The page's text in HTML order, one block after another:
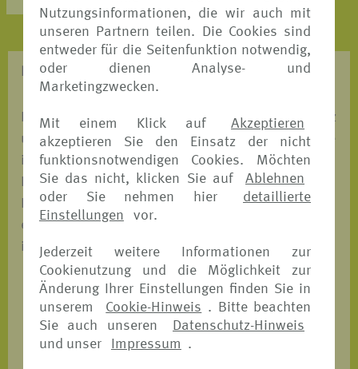
Nutzungsinformationen, die wir auch mit
unseren Partnern teilen. Die Cookies sind
entweder für die Seitenfunktion notwendig,
oder dienen Analyse- und
Marketingzwecken.
Mit einem Klick auf
Akzeptieren
akzeptieren Sie den Einsatz der nicht
funktionsnotwendigen Cookies. Möchten
Sie das nicht, klicken Sie auf
Ablehnen
oder Sie nehmen hier
detaillierte
Einstellungen
vor.
Jederzeit weitere Informationen zur
Cookienutzung und die Möglichkeit zur
Änderung Ihrer Einstellungen finden Sie in
unserem
Cookie-Hinweis . Bitte beachten
Sie auch unseren
Datenschutz-Hinweis
und unser
Impressum .
REISESCHUTZ - WAS BRAUCHE ICH?
Entscheiden Sie, mit welchem Versicherungsschutz
und mit welchem unserer Versicherungspartner Sie
in den Urlaub fahren möchten. Wir ermöglichen
Ihnen einen automatischen Preis-und
Leistungsvergleich, bei dem Sie auf einen Blick
erkennen, welches Angebot das Passende für Sie
ist.